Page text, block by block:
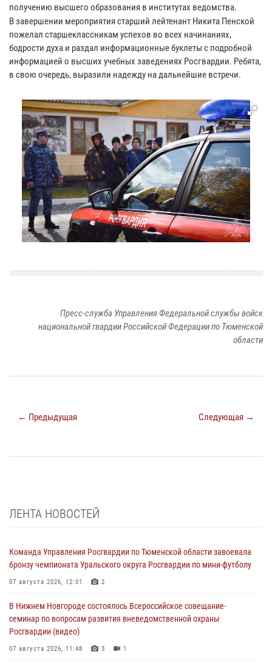
получению высшего образования в институтах ведомства.
В завершении мероприятия старший лейтенант Никита Пенской
пожелал старшеклассникам успехов во всех начинаниях,
бодрости духа и раздал информационные буклеты с подробной
информацией о высших учебных заведениях Росгвардии. Ребята,
в свою очередь, выразили надежду на дальнейшие встречи.
Пресс-служба Управления Федеральной службы войск
национальной гвардии Российской Федерации по Тюменской
области
← Предыдущая Следующая →
ЛЕНТА НОВОСТЕЙ
Команда Управления Росгвардии по Тюменской области завоевала
бронзу чемпионата Уральского округа Росгвардии по мини-футболу
07 августа 2026, 12:01 2
В Нижнем Новгороде состоялось Всероссийское совещание-
семинар по вопросам развития вневедомственной охраны
Росгвардии (видео)
07 августа 2026, 11:48 3 1